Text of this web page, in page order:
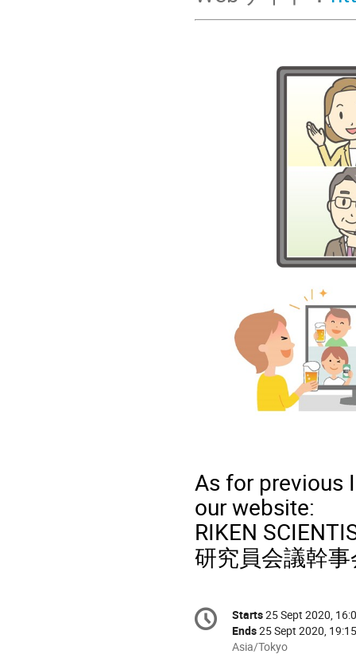
As for previous
our website:
RIKEN
研究員会議幹
Conference
information
Date/Time
Starts25 Sept 2020,
Ends25 Sept 2020, 19:15
All
Asia/Tokyo